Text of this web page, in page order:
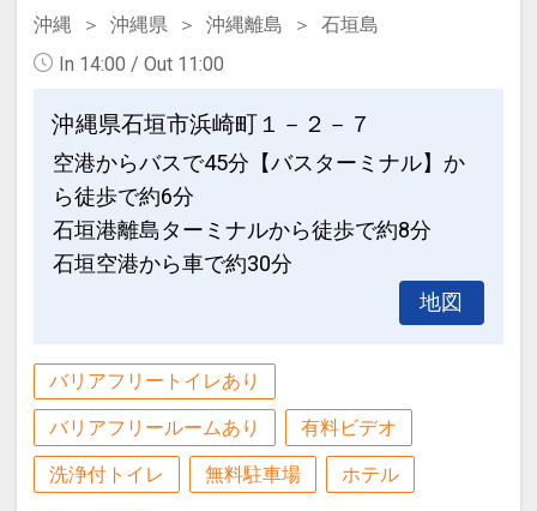
※旅行代金に含まれます。
連泊時の清掃について
当プランでは、自然環境及びお客様のプ
ライバシーに配慮した取り組みとして、
滞在中のお部屋清掃はタオル交換とゴミ
の回収のみとさせていただくプランとな
っております。
滞在中の清掃をご希望の場合は有料にて
承ります。（１回あたり３，０００円）
設定期間：2026年4月1日～2026年11月
30日
インターネットコース番号：DP-1-
17266659
日によっては大型団体及び修学旅行での
団体様のご予約がありレストランサービ
ホテルHPのインフォーメーションにて
ご案内しておりますのでご予約の際には
ご参考にされてください。
-------------------------------------------------
-------------------------------------------------
--------
31日
インターネットコース番号：DP-2-
200000020726
沖縄 沖縄県 沖縄離島
石垣島
In 14:00 / Out 11:00
沖縄県石垣市浜崎町１－２－７
空港からバスで45分【バスターミナル】か
ら徒歩で約6分
石垣港離島ターミナルから徒歩で約8分
石垣空港から車で約30分
地図
バリアフリートイレあり
バリアフリールームあり 有料ビデオ
洗浄付トイレ 無料駐車場 ホテル